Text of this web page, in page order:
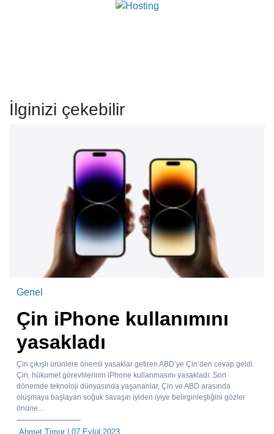
İlginizi çekebilir
Genel
Çin iPhone kullanımını
yasakladı
Çin çıkışlı ürünlere önemli yasaklar getiren ABD’ye Çin’den cevap geldi.
Çin, hükumet görevlilerinin iPhone kullanmasını yasakladı. Son
dönemde teknoloji dünyasında yaşananlar, Çin ve ABD arasında
oluşmaya başlayan soğuk savaşın iyiden iyiye belirginleştiğini gözler
önüne...
Ahmet Timur| 07 Eylül 2023